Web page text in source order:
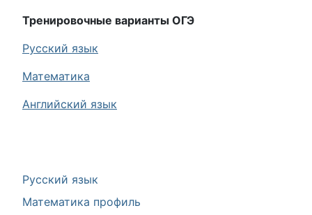
Русский язык
Математика профиль
Тренировочные варианты ОГЭ
Русский язык
Математика
Английский язык